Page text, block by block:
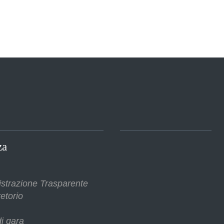
Trasparente
gara